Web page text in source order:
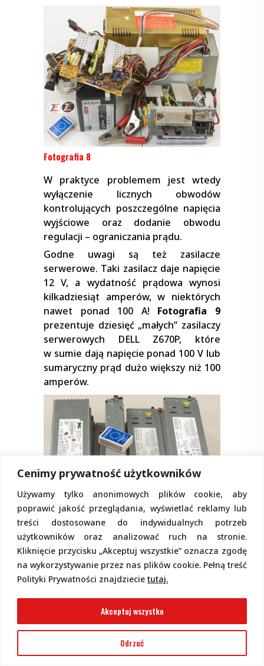
Cenimy prywatność użytkowników
Używamy tylko anonimowych plików cookie, aby
poprawić jakość przeglądania, wyświetlać reklamy lub
treści dostosowane do indywidualnych potrzeb
użytkowników oraz analizować ruch na stronie.
Kliknięcie przycisku „Akceptuj wszystkie” oznacza zgodę
na wykorzystywanie przez nas plików cookie. Pełną treść
Polityki Prywatności znajdziecie tutaj.
Odrzuć
Akceptuj wszystko
Fotografia 8
W praktyce problemem jest wtedy
wyłączenie licznych obwodów
kontrolujących poszczególne napięcia
wyjściowe oraz dodanie obwodu
regulacji – ograniczania prądu.
Godne uwagi są też zasilacze
serwerowe. Taki zasilacz daje napięcie
12 V, a wydatność prądowa wynosi
kilkadziesiąt amperów, w niektórych
nawet ponad 100 A! Fotografia 9
prezentuje dziesięć „małych” zasilaczy
serwerowych DELL Z670P, które
w sumie dają napięcie ponad 100 V lub
sumaryczny prąd dużo większy niż 100
amperów.
Fotografia 9
Tak, dziesięć „małych” zasilaczy, bo ich
wydajność prądowa wynosi „tylko”
fotografia 10). Inne odmiany
mają prąd wyjściowy znacznie większy.